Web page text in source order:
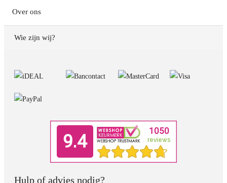
Over ons
Wie zijn wij?
Hulp of advies nodig?